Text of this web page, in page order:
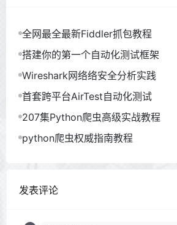
全网最全最新Fiddler抓包教程
搭建你的第一个自动化测试框架
Wireshark网络络安全分析实践
首套跨平台AirTest自动化测试
207集Python爬虫高级实战教程
python爬虫权威指南教程
发表评论